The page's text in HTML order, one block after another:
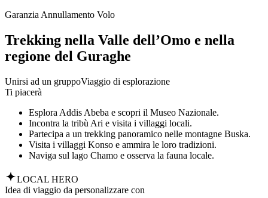
Garanzia Annullamento Volo
Trekking nella Valle dell’Omo e nella
regione del Guraghe
Unirsi ad un gruppoViaggio di esplorazione
Ti piacerà
Esplora Addis Abeba e scopri il Museo Nazionale.
Incontra la tribù Ari e visita i villaggi locali.
Partecipa a un trekking panoramico nelle montagne Buska.
Visita i villaggi Konso e ammira le loro tradizioni.
Naviga sul lago Chamo e osserva la fauna locale.
LOCAL HERO
Idea di viaggio da personalizzare con